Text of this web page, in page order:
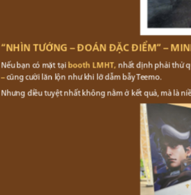
“NHÌN TƯỚNG – ĐOÁN ĐẶC ĐIỂM” –
Nếu bạn có mặt tạibooth LMHT, nhất định phải thử
–cũng cười lăn lộn như khi lỡ dẫm bẫy Teemo.
Nhưng điều tuyệt nhất không nằm ở kết quả, mà là